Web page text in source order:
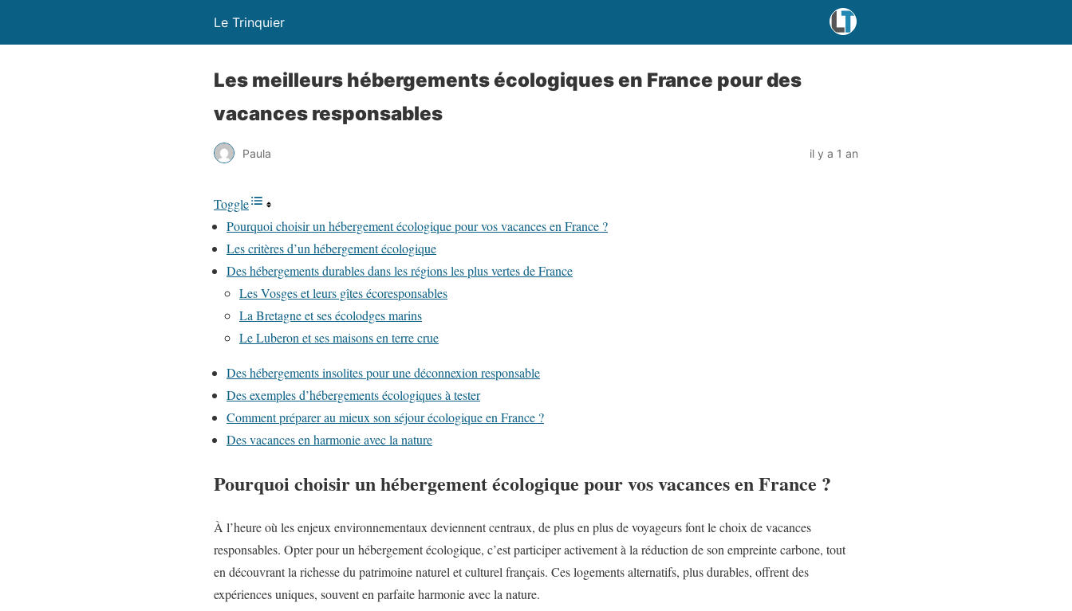
Le Trinquier
Les meilleurs hébergements écologiques en France pour des
vacances responsables
Paula il y a 1 an
Toggle
Pourquoi choisir un hébergement écologique pour vos vacances en France ?
Les critères d’un hébergement écologique
Des hébergements durables dans les régions les plus vertes de France
Les Vosges et leurs gîtes écoresponsables
La Bretagne et ses écolodges marins
Le Luberon et ses maisons en terre crue
Des hébergements insolites pour une déconnexion responsable
Des exemples d’hébergements écologiques à tester
Comment préparer au mieux son séjour écologique en France ?
Des vacances en harmonie avec la nature
Pourquoi choisir un hébergement écologique pour vos vacances en France ?
À l’heure où les enjeux environnementaux deviennent centraux, de plus en plus de voyageurs font le choix de vacances
responsables. Opter pour un hébergement écologique, c’est participer activement à la réduction de son empreinte carbone, tout
en découvrant la richesse du patrimoine naturel et culturel français. Ces logements alternatifs, plus durables, offrent des
expériences uniques, souvent en parfaite harmonie avec la nature.